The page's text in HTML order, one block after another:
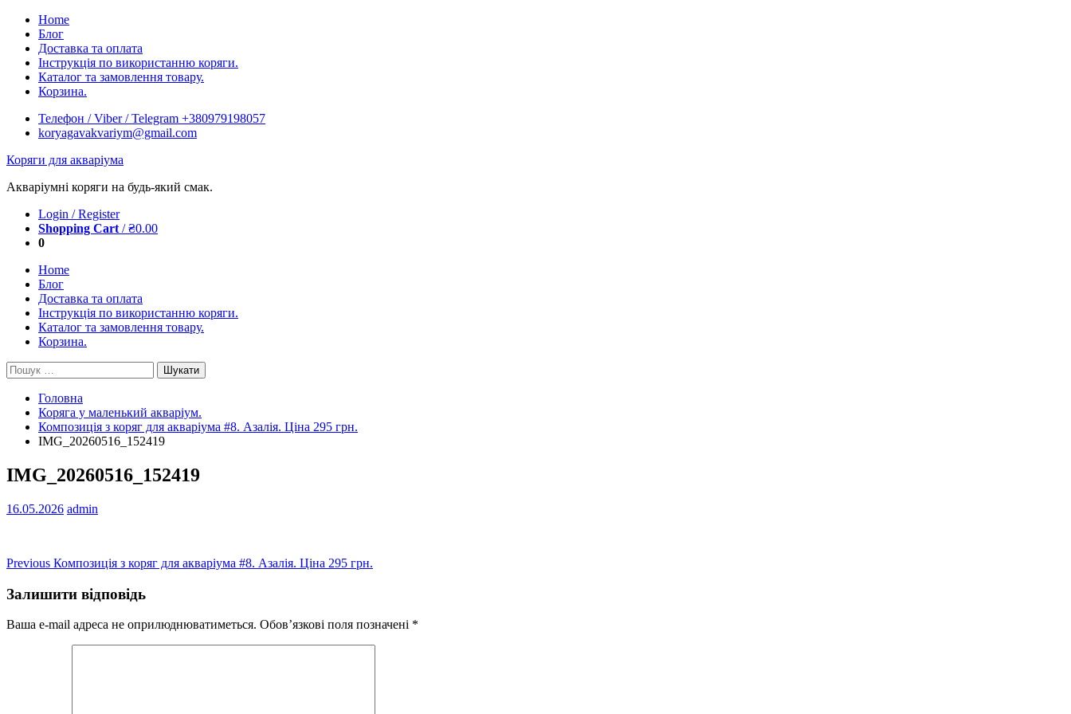
Skip
content
Home
Блог
Доставка та оплата
Інструкція по використанню коряги.
Каталог та замовлення товару.
Корзина.
Телефон / Viber / Telegram +380979198057
koryagavakvariym@gmail.com
Коряги для акваріума
Акваріумні коряги на будь-який смак.
Login / Register
Shopping Cart /₴0.00
0
Home
Блог
Доставка та оплата
Інструкція по використанню коряги.
Каталог та замовлення товару.
Корзина.
Пошук:
Головна
Коряга у маленький акваріум.
Композиція з коряг для акваріума #8. Азалія. Ціна 295 грн.
IMG_20260516_152419
IMG_20260516_152419
16.05.2026 admin
Навігація
записів
Previous Previous
Композиція з коряг для акваріума #8. Азалія. Ціна 295 грн.
Залишити відповідь
Ваша e-mail адреса не оприлюднюватиметься. Обов’язкові поля позначені *